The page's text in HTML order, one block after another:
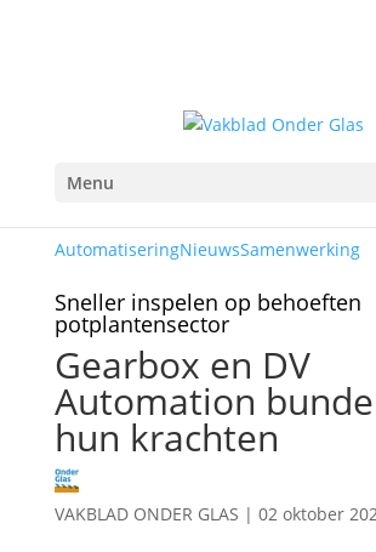
Menu
AutomatiseringNieuwsSamenwerking
Sneller inspelen op behoeften
potplantensector
Gearbox en DV
Automation
hun krachten
VAKBLAD ONDER GLAS | 02 oktober